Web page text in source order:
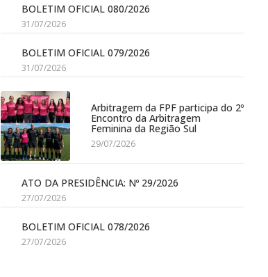
BOLETIM OFICIAL 080/2026
31/07/2026
BOLETIM OFICIAL 079/2026
31/07/2026
Arbitragem da FPF participa do 2º
Encontro da Arbitragem
Feminina da Região Sul
29/07/2026
ATO DA PRESIDÊNCIA: Nº 29/2026
27/07/2026
BOLETIM OFICIAL 078/2026
27/07/2026